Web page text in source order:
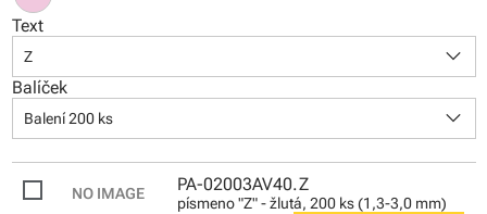
Text
Z keyboard_arrow_down
Balíček
Balení 200 ks keyboard_arrow_down
PA-02003AV40.Z
písmeno "Z" - žlutá, 200 ks (1,3-3,0 mm)